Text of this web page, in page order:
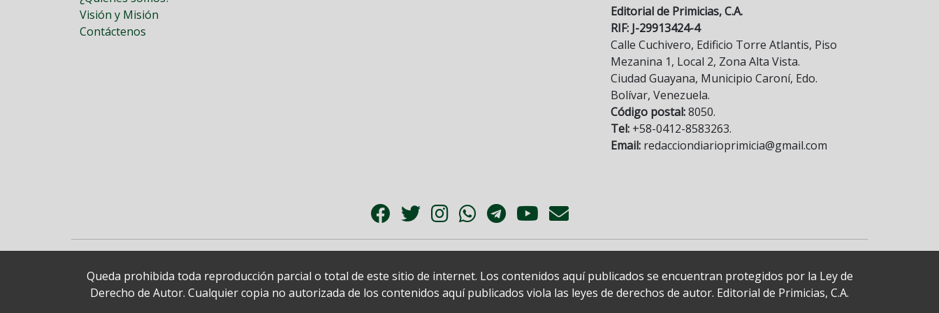
Visión y Misión
Contáctenos
Editorial de Primicias, C.A.
RIF: J-29913424-4
Calle Cuchivero, Edificio Torre Atlantis, Piso
Mezanina 1, Local 2, Zona Alta Vista.
Ciudad Guayana, Municipio Caroní, Edo.
Bolívar, Venezuela.
Código postal:8050.
Tel: +58-0412-8583263.
Email: redacciondiarioprimicia@gmail.com
Queda prohibida toda reproducción parcial o total de este sitio de internet. Los contenidos aquí publicados se encuentran protegidos por la Ley de
Derecho de Autor. Cualquier copia no autorizada de los contenidos aquí publicados viola las leyes de derechos de autor. Editorial de Primicias, C.A.